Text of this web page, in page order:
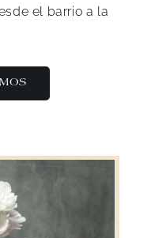
el barrio a la